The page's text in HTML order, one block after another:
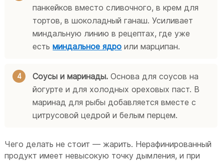
панкейков вместо сливочного, в крем для
тортов, в шоколадный ганаш. Усиливает
миндальную линию в рецептах, где уже
естьминдальное ядро или марципан.
Соусы и маринады. Основа для соусов на
йогурте и для холодных ореховых паст. В
маринад для рыбы добавляется вместе с
цитрусовой цедрой и белым перцем.
Чего делать не стоит — жарить. Нерафинированный
продукт имеет невысокую точку дымления, и при